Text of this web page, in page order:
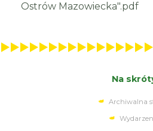
Ostrów Mazowiecka".pdf
Na
Archiwalna